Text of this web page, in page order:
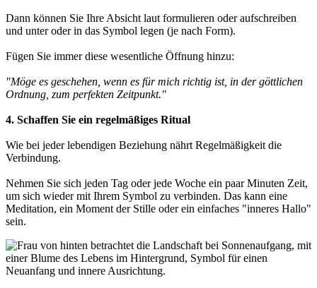
Dann können Sie Ihre Absicht laut formulieren oder aufschreiben
und unter oder in das Symbol legen (je nach Form).
Fügen Sie immer diese wesentliche Öffnung hinzu:
"Möge es geschehen, wenn es für mich richtig ist, in der göttlichen
Ordnung, zum perfekten Zeitpunkt."
4. Schaffen Sie ein regelmäßiges Ritual
Wie bei jeder lebendigen Beziehung nährt Regelmäßigkeit die
Verbindung.
Nehmen Sie sich jeden Tag oder jede Woche ein paar Minuten Zeit,
um sich wieder mit Ihrem Symbol zu verbinden. Das kann eine
Meditation, ein Moment der Stille oder ein einfaches "inneres Hallo"
sein.